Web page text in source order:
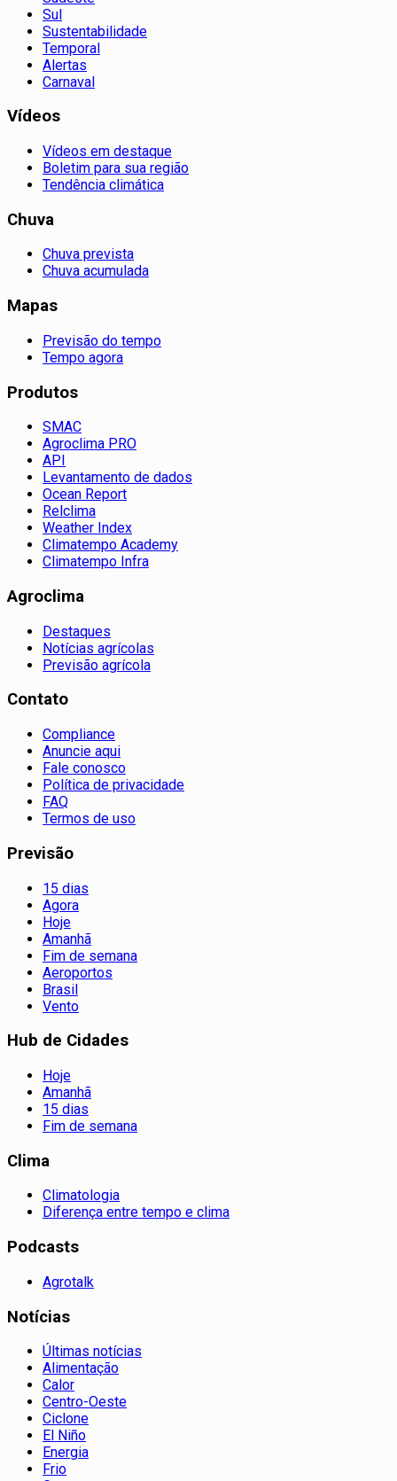
Sul
Sustentabilidade
Temporal
Alertas
Carnaval
Vídeos
Vídeos em destaque
Boletim para sua região
Tendência climática
Chuva
Chuva prevista
Chuva acumulada
Mapas
Previsão do tempo
Tempo agora
Produtos
SMAC
Agroclima PRO
API
Levantamento de dados
Ocean Report
Relclima
Weather Index
Climatempo Academy
Climatempo Infra
Agroclima
Destaques
Notícias agrícolas
Previsão agrícola
Contato
Compliance
Anuncie aqui
Fale conosco
Política de privacidade
FAQ
Termos de uso
Previsão
15 dias
Agora
Hoje
Amanhã
Fim de semana
Aeroportos
Brasil
Vento
Hub de Cidades
Hoje
Amanhã
15 dias
Fim de semana
Clima
Climatologia
Diferença entre tempo e clima
Podcasts
Agrotalk
Notícias
Últimas notícias
Alimentação
Calor
Centro-Oeste
Ciclone
El Niño
Energia
Frio